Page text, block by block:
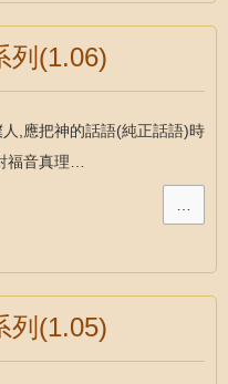
列(1.06)
,應把神的話語(純正話語)時
福音真理…
…
列(1.05)